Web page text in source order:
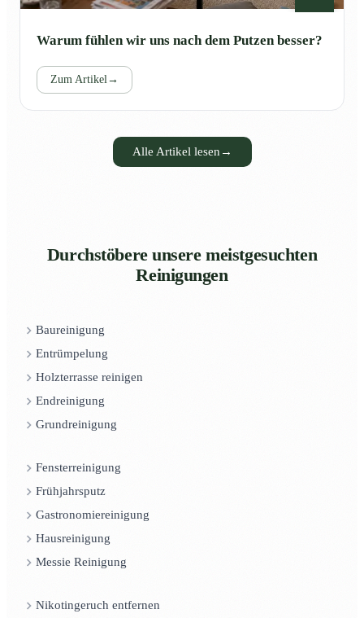
Warum fühlen wir uns nach dem Putzen besser?
Zum Artikel→
Alle Artikel lesen →
Durchstöbere unsere meistgesuchten
Reinigungen
Baureinigung
Entrümpelung
Holzterrasse reinigen
Endreinigung
Grundreinigung
Fensterreinigung
Frühjahrsputz
Gastronomiereinigung
Hausreinigung
Messie Reinigung
Nikotingeruch entfernen